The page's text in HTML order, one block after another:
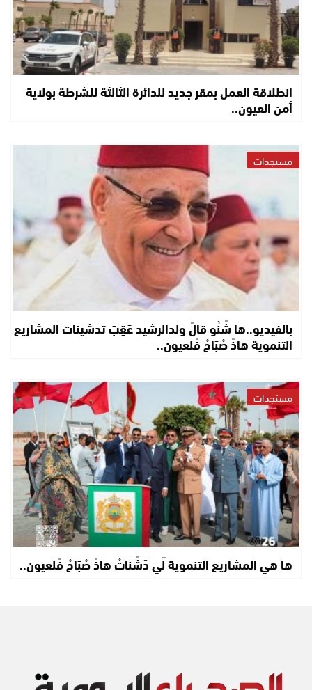
انطلاقة العمل بمقر جديد للدائرة الثالثة للشرطة بولاية
أمن العيون..
مستجدات
بالفيديو..ها شْنُو قالْ ولدالرشيد عَقِبَ تدشينات المشاريع
التنموية هاذْ صْبَاحْ فْلعيون..
مستجدات
ها هي المشاريع التنموية لِّي دّشْنَاتْ هاذْ صْبَاحْ فْلعيون..